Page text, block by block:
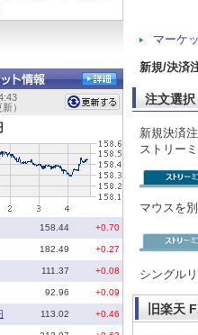
マーケ
新規/決済
注文選択
新規決済
ストリー
マウスを
シングル
旧楽天